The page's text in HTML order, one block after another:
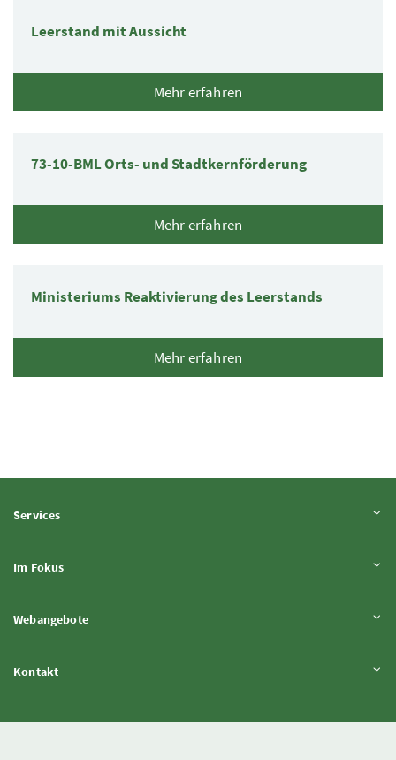
Leerstand mit Aussicht
Mehr erfahren
73-10-BML Orts- und Stadtkernförderung
Mehr erfahren
Ministeriums Reaktivierung des Leerstands
Mehr erfahren
ServicesInhalt aufklappen
Im FokusInhalt aufklappen
WebangeboteInhalt aufklappen
KontaktInhalt aufklappen